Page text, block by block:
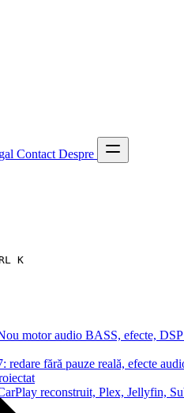
Contact Despre
K
motor audio BASS, efecte,
redare fără pauze reală, efecte
reconstruit, Plex, Jellyfin,